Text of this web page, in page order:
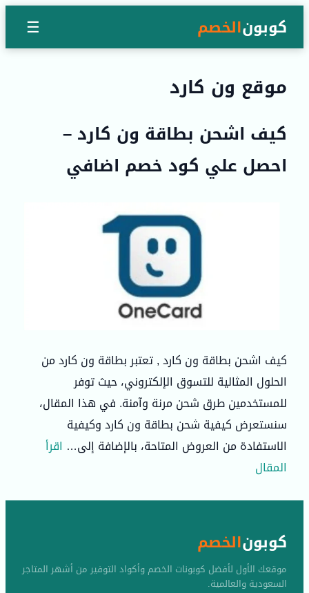
كوبونالخصم ☰
موقع ون كارد
كيف اشحن بطاقة ون كارد –
احصل علي كود خصم اضافي
كيف اشحن بطاقة ون كارد , تعتبر بطاقة ون كارد من
الحلول المثالية للتسوق الإلكتروني، حيث توفر
للمستخدمين طرق شحن مرنة وآمنة. في هذا المقال،
سنستعرض كيفية شحن بطاقة ون كارد وكيفية
الاستفادة من العروض المتاحة، بالإضافة إلى… اقرأ
المقال
كوبونالخصم
موقعك الأول لأفضل كوبونات الخصم وأكواد التوفير من أشهر المتاجر
السعودية والعالمية.